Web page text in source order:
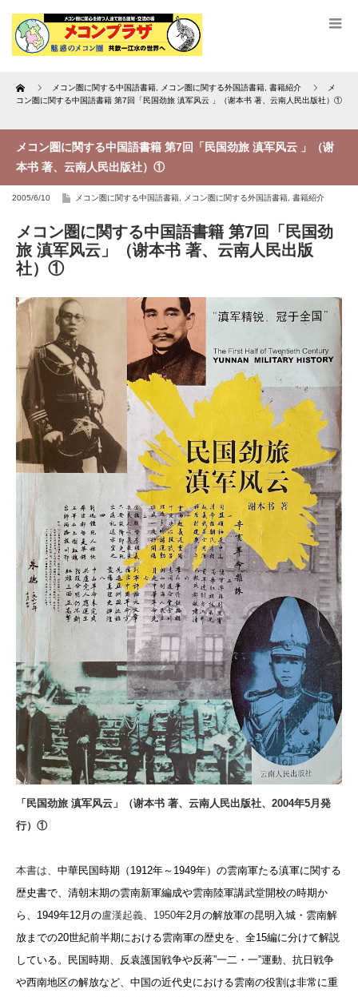
Home メコン圏に関する中国語書籍 メコン圏に関する外国語書籍 書籍紹介
メ
コン圏に関する中国語書籍 第7回「民国劲旅 滇军风云 」（谢本书 著、云南人民出版社）①
メコン圏に関する中国語書籍 第7回「民国劲旅 滇军风云 」（谢
本书 著、云南人民出版社）①
2005/6/10 メコン圏に関する中国語書籍 メコン圏に関する外国語書籍 書籍紹介
メコン圏に関する中国語書籍 第7回「民国劲
旅 滇军风云」（谢本书 著、云南人民出版
社）①
「民国劲旅 滇军风云」（谢本书 著、云南人民出版社、2004年5月発
行）①
本書は、 中華民国時期（1912年～1949年）の雲南軍たる滇軍に関する
歴史書で、清朝末期の雲南新軍編成や雲南陸軍講武堂開校の時期か
ら、1949年12月の盧漢起義、1950年2月の解放軍の昆明入城・雲南解
放までの20世紀前半期における雲南軍の歴史を、全15編に分けて解説
している。民国時期、反袁護国戦争や反蒋”一二・一”運動、抗日戦争
や西南地区の解放など、中国の近代史における雲南の役割は非常に重